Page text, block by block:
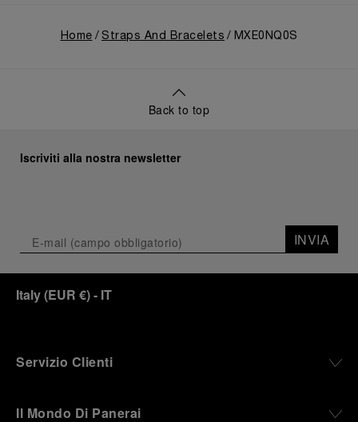
Home Straps And Bracelets MXE0NQ0S
Back to top
Iscriviti alla nostra newsletter
INVIA
Italy(EUR €)- IT
Servizio Clienti
Il Mondo Di Panerai